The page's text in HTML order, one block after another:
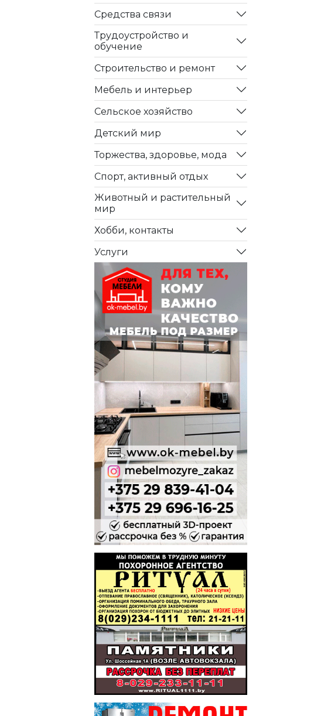
Средства связи
Трудоустройство и
обучение
Строительство и ремонт
Мебель и интерьер
Сельское хозяйство
Детский мир
Торжества, здоровье, мода
Спорт, активный отдых
Животный и растительный
мир
Хобби, контакты
Услуги